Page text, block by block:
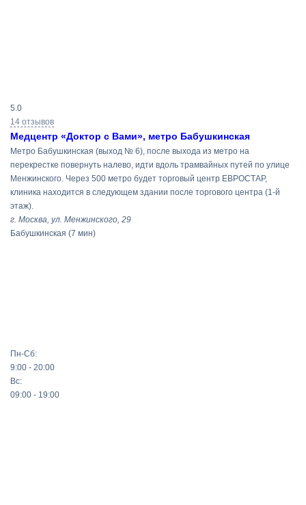
поиска
5.0
14 отзывов
Медцентр «Доктор с Вами», метро Бабушкинская
Метро Бабушкинская (выход № 6), после выхода из метро на
перекрестке повернуть налево, идти вдоль трамвайных путей по улице
Менжинского. Через 500 метро будет торговый центр ЕВРОСТАР,
клиника находится в следующем здании после торгового центра (1-й
этаж).
г. Москва, ул. Менжинского, 29
Бабушкинская (7 мин)
Пн-Сб:
9:00 - 20:00
Вс:
09:00 - 19:00